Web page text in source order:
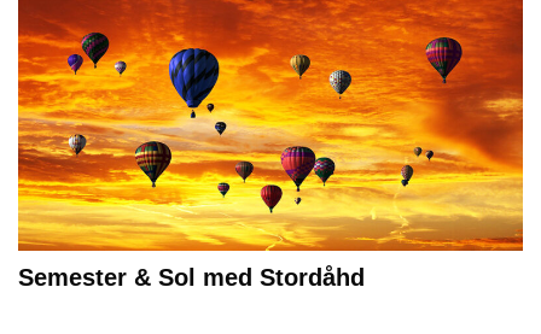
Semester & Sol med Stordåhd